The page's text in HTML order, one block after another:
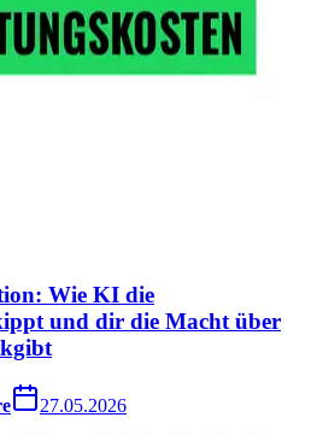
Wie KI die
und dir die Macht über
27.05.2026